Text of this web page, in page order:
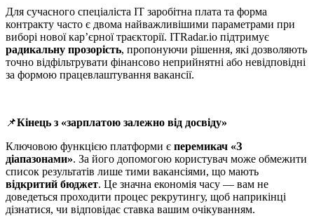
Для сучасного спеціаліста IT заробітна плата та форма
контракту часто є двома найважливішими параметрами при
виборі нової кар’єрної траєкторії. ITRadar.io підтримує
радикальну прозорість, пропонуючи рішення, які дозволяють
точно відфільтрувати фінансово неприйнятні або невідповідні
за формою працевлаштування вакансії.
📌Кінець з «зарплатою залежно від досвіду»
Ключовою функцією платформи є перемикач «З
діапазонами». За його допомогою користувач може обмежити
список результатів лише тими вакансіями, що мають
відкритий бюджет. Це значна економія часу — вам не
доведеться проходити процес рекрутингу, щоб наприкінці
дізнатися, чи відповідає ставка вашим очікуванням.